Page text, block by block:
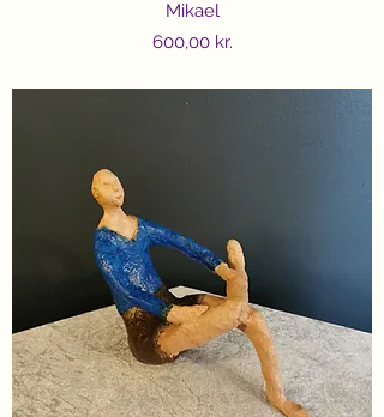
Mikael
Price
600,00 kr.